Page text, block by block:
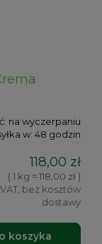
na wyczerpaniu
w: 48 godzin
118,00 zł
( 1 kg = 118,00 zł )
bez kosztów
dostawy
koszyka